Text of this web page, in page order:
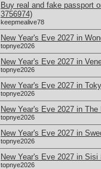
Buy real and fake passport
3756974)
keepmealive78
New Year's Eve 2027 in
topnye2026
New Year's Eve 2027 in
topnye2026
New Year's Eve 2027 in
topnye2026
New Year's Eve 2027 in
topnye2026
New Year's Eve 2027 in
topnye2026
New Year's Eve 2027 in
topnye2026